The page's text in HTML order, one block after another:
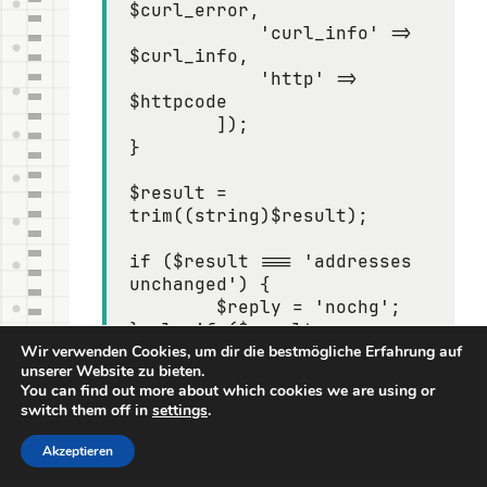
$curl_error,
$curl_info,
$httpcode
}
$result =
trim((string)$result);
if ($result === 'addresses
unchanged') {
} elseif ($result ===
'addresses updated') {
	$reply = 'good';
} else {
	$reply = $result;
}
Wir verwenden Cookies, um dir die bestmögliche Erfahrung auf
unserer Website zu bieten.
You can find out more about which cookies we are using or
switch them off in settings.
Akzeptieren